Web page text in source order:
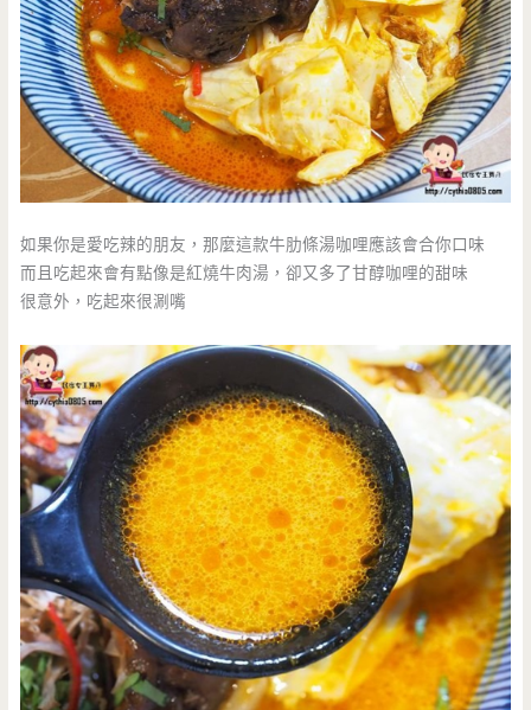
如果你是愛吃辣的朋友，那麼這款牛肋條湯咖哩應該會合你口味
而且吃起來會有點像是紅燒牛肉湯，卻又多了甘醇咖哩的甜味
很意外，吃起來很涮嘴